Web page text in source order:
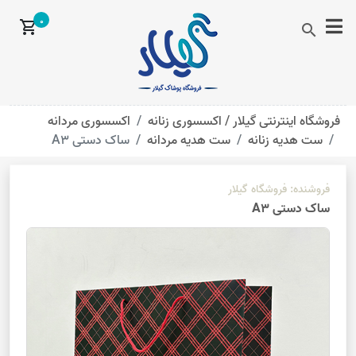
search
shopping_cart0
فروشگاه اینترنتی گیلار /اکسسوری زنانه
اکسسوری مردانه
ست هدیه زنانه
ست هدیه مردانه ساک دستی A3
فروشنده: فروشگاه گیلار
ساک دستی A3